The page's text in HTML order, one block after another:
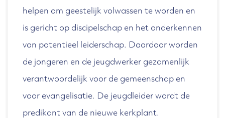
helpen om geestelijk volwassen te worden en
is gericht op discipelschap en het onderkennen
van potentieel leiderschap. Daardoor worden
de jongeren en de jeugdwerker gezamenlijk
verantwoordelijk voor de gemeenschap en
voor evangelisatie. De jeugdleider wordt de
predikant van de nieuwe kerkplant.